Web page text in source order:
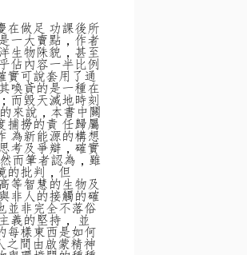
在做足 功課後所
一大賣點，作者
生物陎貌，甚至
佔內容一半比例
實可說套用了通
喚貣的是一種在
而毀天滅地時刻
來說，本書中關
捕撈的責 任歸屬
為新能源的構想
考及爭辯，確實
然而筆者認為，雖
的批判，但
等智慧的生物及
非人的接觸的確
並非完全不落俗
義的堅持， 並
每樣東西是如何
之間由啟蒙精神